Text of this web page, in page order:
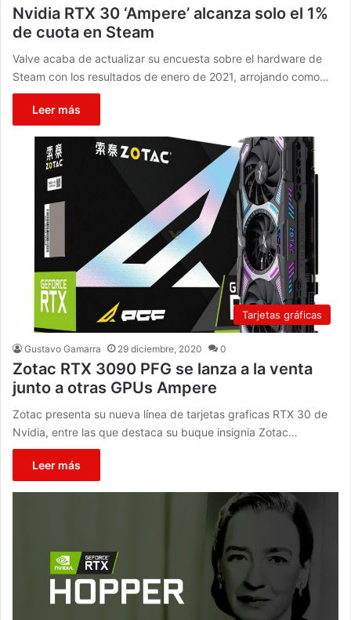
Nvidia RTX 30 ‘Ampere’ alcanza solo el 1%
de cuota en Steam
Valve acaba de actualizar su encuesta sobre el hardware de
Steam con los resultados de enero de 2021, arrojando como…
Leer más
Tarjetas gráficas
Gustavo Gamarra 29 diciembre, 2020 0
Zotac RTX 3090 PFG se lanza a la venta
junto a otras GPUs Ampere
Zotac presenta su nueva línea de tarjetas graficas RTX 30 de
Nvidia, entre las que destaca su buque insignia Zotac…
Leer más